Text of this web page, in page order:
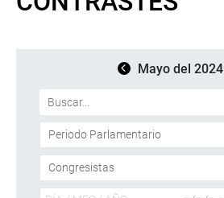
Mayo del 2024